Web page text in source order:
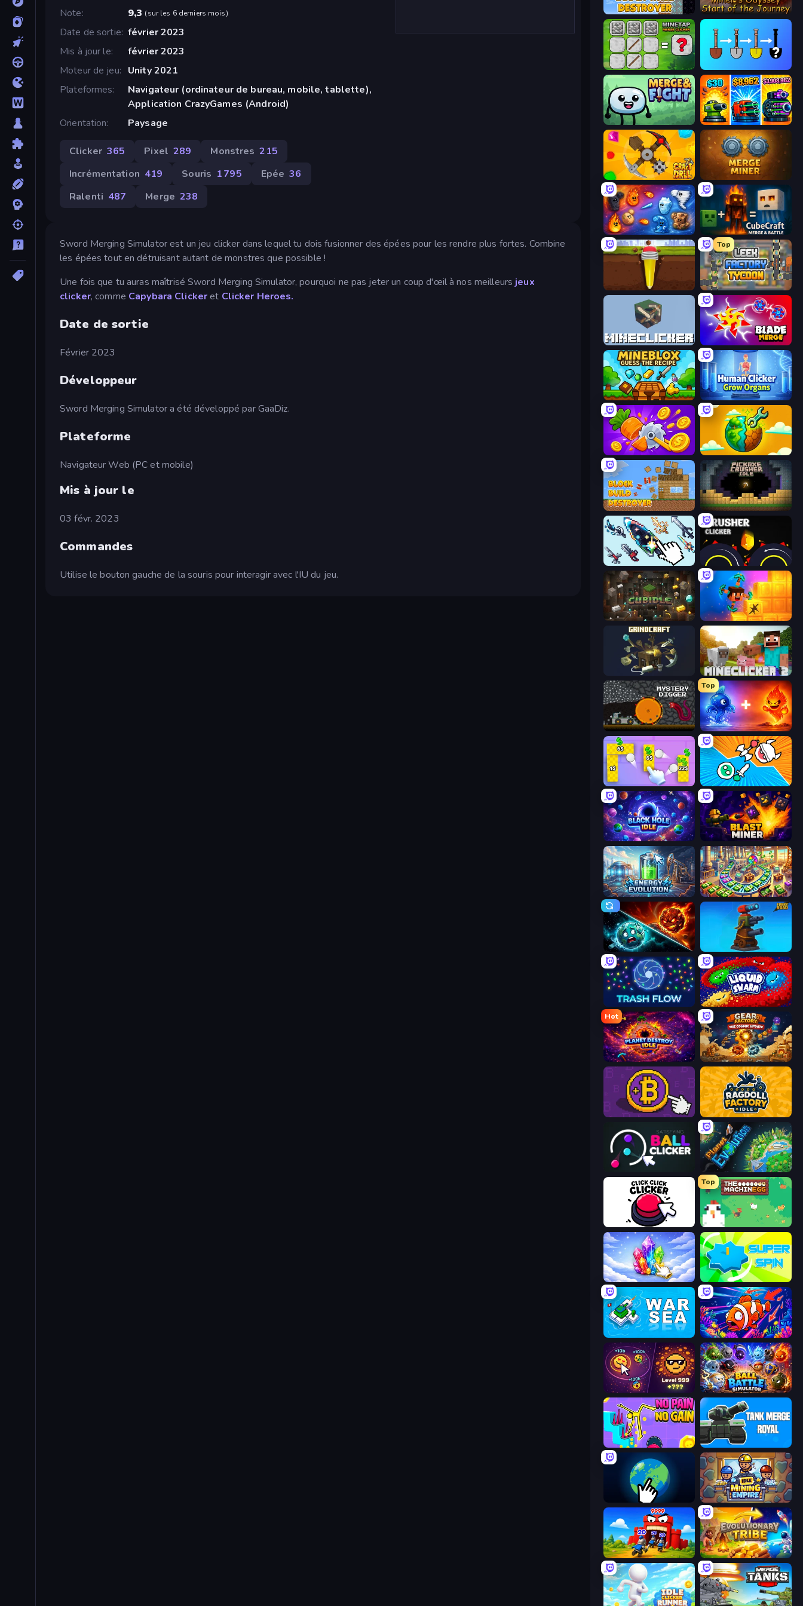
Note
9,3 (sur les 6 derniers mois)
Date de sortie février 2023
Mis à jour le
février 2023
Moteur de jeu
Unity 2021
Plateformes
Navigateur (ordinateur de bureau, mobile, tablette),
Application CrazyGames (Android)
Orientation
Paysage
Clicker 365 Pixel 289 Monstres 215
Incrémentation 419 Souris 1 795 Epée 36
Ralenti 487 Merge 238
Sword Merging Simulator est un jeu clicker dans lequel tu dois fusionner des épées pour les rendre plus fortes. Combine
les épées tout en détruisant autant de monstres que possible !
Une fois que tu auras maîtrisé Sword Merging Simulator, pourquoi ne pas jeter un coup d'œil à nos meilleurs jeux
clicker, comme Capybara Clickeret Clicker Heroes.
Date de sortie
Février 2023
Développeur
Sword Merging Simulator a été développé par GaaDiz.
Plateforme
Navigateur Web (PC et mobile)
Mis à jour le
03 févr. 2023
Commandes
Utilise le bouton gauche de la souris pour interagir avec l'IU du jeu.
Block Wall Destroyer Miner's Odyssey
MineTap Merge Clicker
Merge & Fight Pumpkin Defense: Merge Cannon
Craft Drill Merge Miner
Elemental Merge CubeCraft: Merge & Battle
Pen Dig
Top
Leek Factory Tycoon
MineClicker Blade Merge
Mineblox - Guess the Recipe Human Clicker: Grow Organs
Farm Ring Idle Land Explorers: Merge & Build
Block Build Destroyer Pickaxe Crusher Idle
Sword Adventure Idle Crusher Clicker
Cubidle Merge & Dig!
GrindCraft MineClicker 2
Mystery Digger
Top
Elemental Monsters: Merge
Money Ping Pong Merge Knights!
Black Hole Idle Blast Miner
Energy Evolution Money Factory: Tycoon Idle Game
PlanetCrush 2 Furry Road
Trash Flow Liquid Swarm
Hot
Planet Destroy Idle Gear Factory
Money Maker Ragdoll Factory Idle
Satisfying Ball Clicker Planet Evolution: Idle Clicker
Click Click Clicker
Top
The MachinEGG
Crystalia Idle Clicker Super Spin
War Sea Fish Catch Idle
Dominate All Shapes Ball Battle Simulator
No Pain No Gain - Ragdoll Sandbox Tank Merge Royal
Planet Clicker 2 Idle Mining Empire
TimeWarriors Evolutionary Tribe